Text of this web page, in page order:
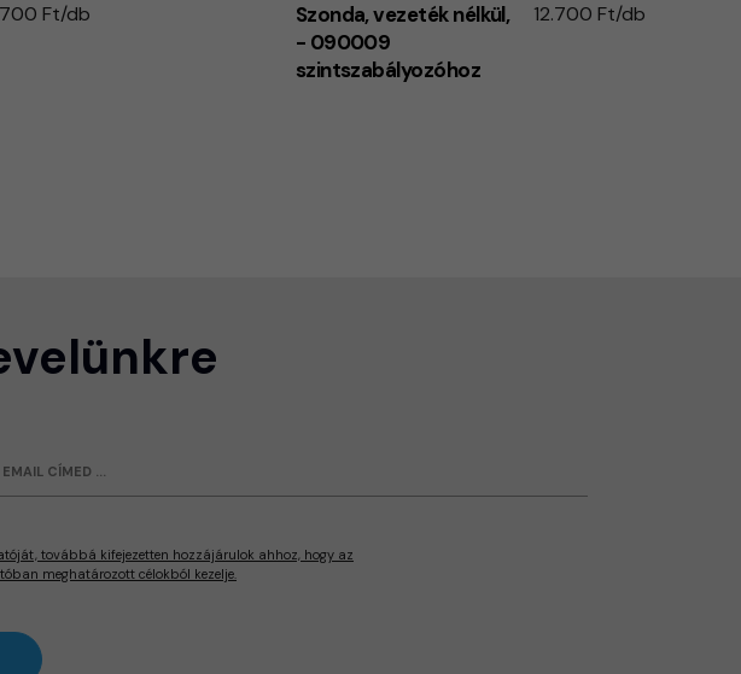
Ft/db
Szonda, vezeték nélkül,
- 090009
szintszabályozóhoz
12.700 Ft/db
továbbá kifejezetten hozzájárulok ahhoz, hogy az
meghatározott célokból kezelje.